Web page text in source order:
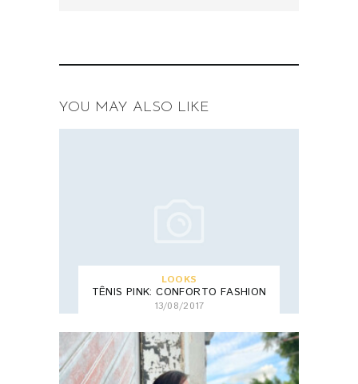
YOU MAY ALSO LIKE
LOOKS
TÊNIS PINK: CONFORTO FASHION
13/08/2017